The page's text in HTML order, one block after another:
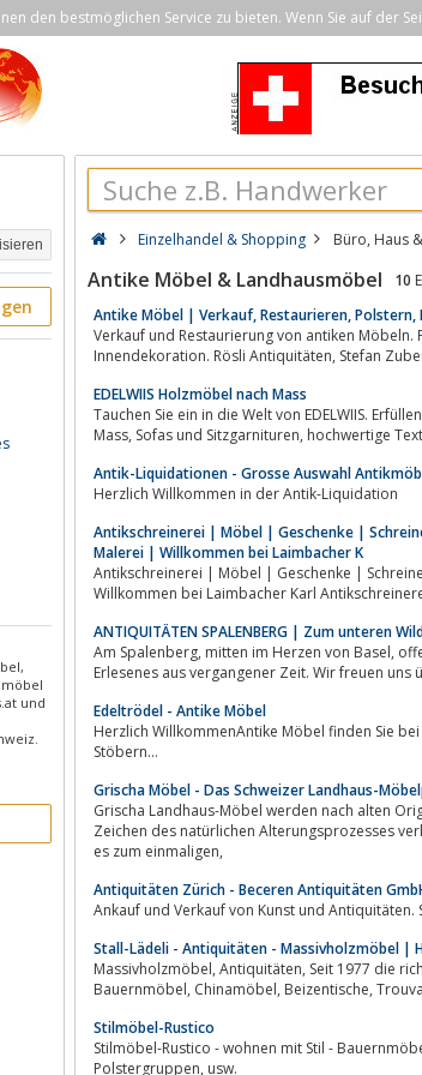
den bestmöglichen Service zu bieten. Wenn Sie auf der
und
Einzelhandel & Shopping Büro, Haus
Antike Möbel & Landhausmöbel 10
Antike Möbel | Verkauf, Restaurieren, Polstern,
Verkauf und Restaurierung von antiken Möbeln. Polstern von Stühlen, Sesseln,
Innendekoration. Rösli Antiquitäten, Stefan
EDELWIIS Holzmöbel nach Mass
Tauchen Sie ein in die Welt von EDELWIIS.
Antik-Liquidationen - Grosse Auswahl
Herzlich Willkommen in der Antik-Liquidation
Antikschreinerei | Möbel | Geschenke |
Malerei | Willkommen bei Laimbacher K
Antikschreinerei | Möbel | Geschenke | Schreinerei | Laimbacher |
Willkommen bei Laimbacher Karl
ANTIQUITÄTEN SPALENBERG | Zum unteren
Am Spalenberg, mitten im Herzen von Basel, offeriert das Antiquitätengeschäft “Zum unteren Wildenstein” seit 1981
Erlesenes aus vergangener Zeit. Wir freuen uns
Edeltrödel - Antike Möbel
Herzlich WillkommenAntike Möbel finden Sie bei uns in riesiger Auswahl, und
Stöbern...
Grischa Möbel - Das Schweizer Landhaus-
Grischa Landhaus-Möbel werden nach alten
Zeichen des natürlichen Alterungsprozesses
es zum einmaligen,
Antiquitäten Zürich - Beceren Antiquitäten
Ankauf und Verkauf von Kunst und Antiquitäten.
Stall-Lädeli - Antiquitäten - Massivholzmöbel |
Massivholzmöbel, Antiquitäten, Seit 1977 die richtige Adresse für Antiquitäten und Restaurationen, Stall-Lädeli Dübendorf
Stilmöbel-Rustico
Stilmöbel-Rustico - wohnen mit Stil - Bauernmöbel, Stilmöbel, Antiquitäten, Lampen, Spiegel, Kleinmöbel, Tische und
Polstergruppen, usw.